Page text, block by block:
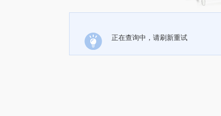
正在查询中，请刷新重试